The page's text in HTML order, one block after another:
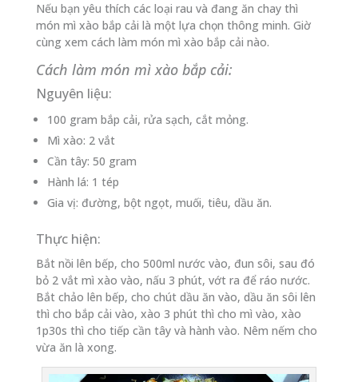
Nếu bạn yêu thích các loại rau và đang ăn chay thì
món mì xào bắp cải là một lựa chọn thông minh. Giờ
cùng xem cách làm món mì xào bắp cải nào.
Cách làm món mì xào bắp cải:
Nguyên liệu:
100 gram bắp cải, rửa sạch, cắt mỏng.
Mì xào: 2 vắt
Cần tây: 50 gram
Hành lá: 1 tép
Gia vị: đường, bột ngọt, muối, tiêu, dầu ăn.
Thực hiện:
Bắt nồi lên bếp, cho 500ml nước vào, đun sôi, sau đó
bỏ 2 vắt mì xào vào, nấu 3 phút, vớt ra để ráo nước.
Bắt chảo lên bếp, cho chút dầu ăn vào, dầu ăn sôi lên
thì cho bắp cải vào, xào 3 phút thì cho mì vào, xào
1p30s thì cho tiếp cần tây và hành vào. Nêm nếm cho
vừa ăn là xong.